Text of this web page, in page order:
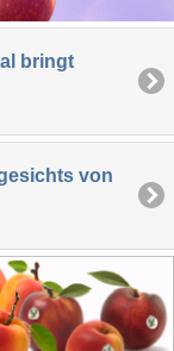
bringt
von